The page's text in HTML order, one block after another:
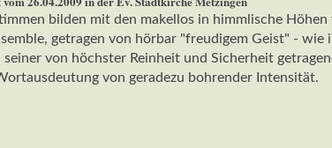
bilden mit den makellos in himmlische
getragen von hörbar "freudigem Geist" -
von höchster Reinheit und Sicherheit
von geradezu bohrender Intensität.